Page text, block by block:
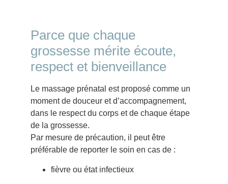
Parce que chaque
grossesse mérite écoute,
respect et bienveillance
Le massage prénatal est proposé comme un
moment de douceur et d’accompagnement,
dans le respect du corps et de chaque étape
de la grossesse.
Par mesure de précaution, il peut être
préférable de reporter le soin en cas de :
fièvre ou état infectieux